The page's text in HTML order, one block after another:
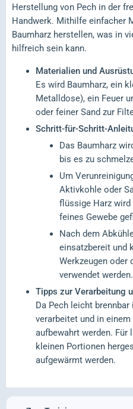
Herstellung von Pech in der
Handwerk. Mithilfe einfacher
Baumharz herstellen, was in
hilfreich sein kann.
Materialien und
Es wird Baumharz, ein
Metalldose), ein Feuer
oder feiner Sand zur
Schritt-für-Schritt-
Das Baumharz
bis es zu
Um
Aktivkohle oder
flüssige Harz wird
feines Gewebe
Nach dem
einsatzbereit und
Werkzeugen oder
verwendet werden.
Tipps zur Verarbeitung
Da Pech leicht
verarbeitet und in
aufbewahrt werden. Für
kleinen Portionen
aufgewärmt werden.